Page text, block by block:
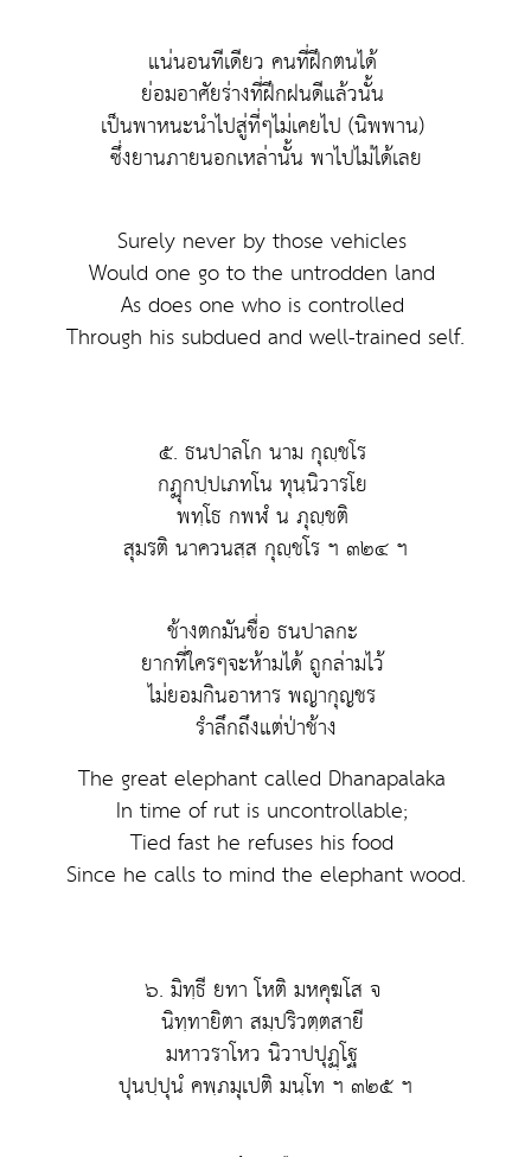
แน่นอนทีเดียว คนที่ฝึกตนได้
ย่อมอาศัยร่างที่ฝึกฝนดีแล้วนั้น
เป็นพาหนะนำไปสู่ที่ๆไม่เคยไป (นิพพาน)
ซึ่งยานภายนอกเหล่านั้น พาไปไม่ได้เลย
Surely never by those vehicles
Would one go to the untrodden land
As does one who is controlled
Through his subdued and well-trained self.
๕. ธนปาลโก นาม กุญฺชโร
กฏุกปฺปเภทโน ทุนฺนิวารโย
พทฺโธ กพฬํ น ภุญฺชติ
สุมรติ นาควนสฺส กุญฺชโร ฯ ๓๒๔ ฯ
ช้างตกมันชื่อ ธนปาลกะ
ยากที่ใครๆจะห้ามได้ ถูกล่ามไว้
ไม่ยอมกินอาหาร พญากุญชร
รำลึกถึงแต่ป่าช้าง
The great elephant called Dhanapalaka
In time of rut is uncontrollable;
Tied fast he refuses his food
Since he calls to mind the elephant wood.
๖. มิทฺธี ยทา โหติ มหคุฆโส จ
นิทฺทายิตา สมฺปริวตฺตสายี
มหาวราโหว นิวาปปุฏฺโฐ
ปุนปฺปุนํ คพฺภมุเปติ มนฺโท ฯ ๓๒๕ ฯ